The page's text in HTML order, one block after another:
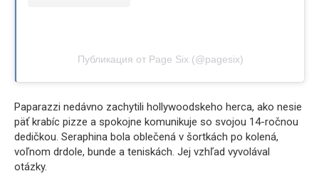
Публикация от Page Six (@pagesix)
Paparazzi nedávno zachytili hollywoodskeho herca, ako nesie
päť krabíc pizze a spokojne komunikuje so svojou 14-ročnou
dedičkou. Seraphina bola oblečená v šortkách po kolená,
voľnom drdole, bunde a teniskách. Jej vzhľad vyvolával
otázky.